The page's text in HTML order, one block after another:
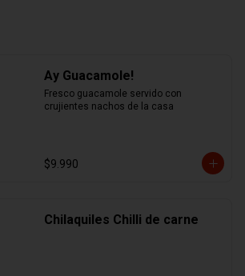
Ay Guacamole!
Fresco guacamole servido con
crujientes nachos de la casa
$9.990
Chilaquiles Chilli de carne